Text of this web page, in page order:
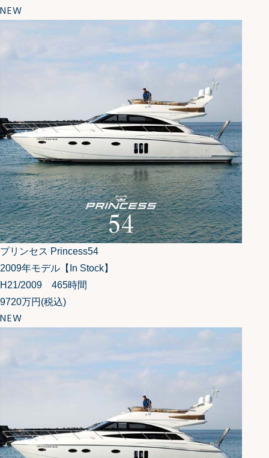
NEW
プリンセス Princess54
2009年モデル【In Stock】
H21/2009 465時間
9720万円 (税込)
NEW